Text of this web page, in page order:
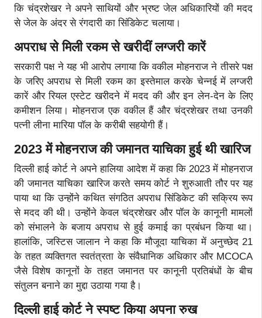
कि चंद्रशेखर ने अपने साथियों और भ्रष्ट जेल अधिकारियों की मदद
से जेल के अंदर से रंगदारी का सिंडिकेट चलाया।
अपराध से मिली रकम से खरीदीं लग्जरी कारें
सरकारी पक्ष ने यह भी आरोप लगाया कि वकील मोहनराज ने तीसरे पक्ष
के जरिए अपराध से मिली रकम का इस्तेमाल करके चेन्नई में लग्जरी
कारें और रियल एस्टेट खरीदने में मदद की और इन लेन-देन के लिए
कमीशन लिया। मोहनराज एक वकील हैं और चंद्रशेखर तथा उनकी
पत्नी लीना मारिया पॉल के करीबी सहयोगी हैं।
2023 में मोहनराज की जमानत याचिका हुई थी खारिज
दिल्ली हाई कोर्ट ने अपने हालिया आदेश में कहा कि 2023 में मोहनराज
की जमानत याचिका खारिज करते समय कोर्ट ने शुरुआती तौर पर यह
पाया था कि उन्होंने कथित संगठित अपराध सिंडिकेट की सक्रिय रूप
से मदद की थी। उन्होंने केवल चंद्रशेखर और पॉल के कानूनी मामलों
को संभालने के बजाय अपराध से हुई कमाई का प्रबंधन किया था।
हालांकि, जस्टिस जालान ने कहा कि मौजूदा याचिका में अनुच्छेद 21
के तहत व्यक्तिगत स्वतंत्रता के संवैधानिक अधिकार और MCOCA
जैसे विशेष कानूनों के तहत जमानत पर कानूनी प्रतिबंधों के बीच
संतुलन बनाने का मुद्दा उठाया गया है।
दिल्ली हाई कोर्ट ने स्पष्ट किया अपना रुख